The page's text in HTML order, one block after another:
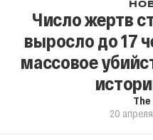
Число жертв
выросло до 17
массовое
20